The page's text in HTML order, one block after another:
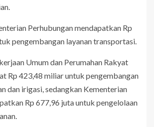
Perhubungan mendapatkan Rp
pengembangan layanan transportasi.
Umum dan Perumahan Rakyat
Rp 423,48 miliar untuk pengembangan
dan irigasi, sedangkan Kementerian
Rp 677,96 juta untuk pengelolaan